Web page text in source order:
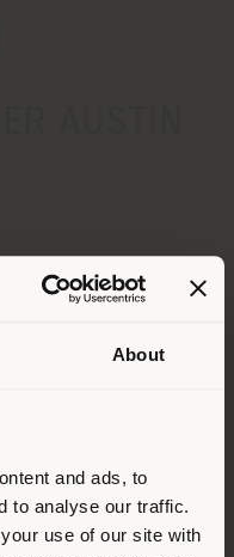
About
and ads, to
to analyse our traffic.
use of our site with
anderen
Wir
sich richtig